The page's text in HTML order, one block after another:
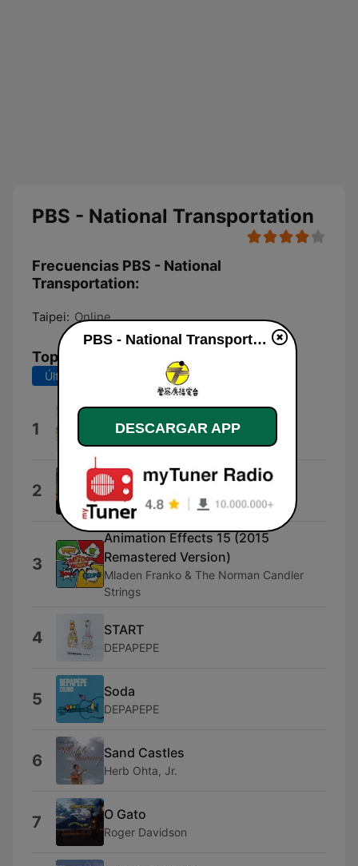
PBS - National Transportation
Frecuencias PBS - National
Transportation:
Taipei: Online
Top Canciones
Últimos 7 días Últimos 30 días
1 早鳥
2 Moving Forward
Shockwave-Sound
3
Animation Effects 15 (2015
Remastered Version)
Mladen Franko & The Norman Candler
Strings
4 START
DEPAPEPE
5 Soda
DEPAPEPE
6 Sand Castles
Herb Ohta, Jr.
7 O Gato
Roger Davidson
PBS - National Transportation en vivo
DESCARGAR APP